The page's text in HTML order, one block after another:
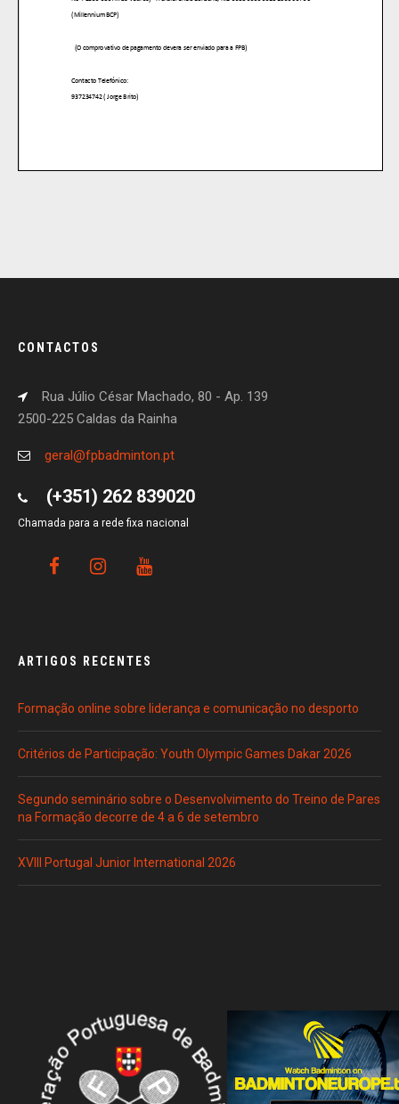
CONTACTOS
Rua Júlio César Machado, 80 - Ap. 139
2500-225 Caldas da Rainha
geral@fpbadminton.pt
(+351) 262 839020
Chamada para a rede fixa nacional
ARTIGOS RECENTES
Formação online sobre liderança e comunicação no desporto
Critérios de Participação: Youth Olympic Games Dakar 2026
Segundo seminário sobre o Desenvolvimento do Treino de Pares
na Formação decorre de 4 a 6 de setembro
XVIII Portugal Junior International 2026